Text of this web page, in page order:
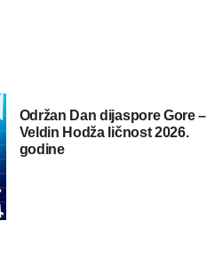
Održan Dan dijaspore Gore –
Veldin Hodža ličnost 2026.
godine